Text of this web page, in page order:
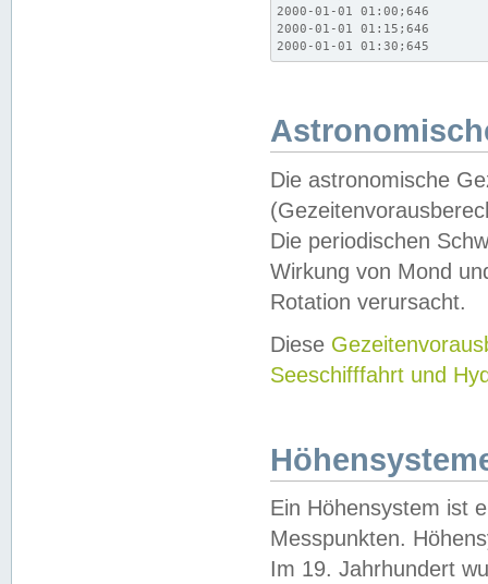
2000-01-01 01:00;646
2000-01-01 01:15;646
2000-01-01 01:30;645
Die astronomische
Die periodischen
Wirkung von Mond
Rotation verursacht.
Diese
Seeschifffahrt und
Ein Höhensystem ist
Messpunkten.
Im 19. Jahrhundert